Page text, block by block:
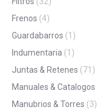
Frenos (4)
Guardabarros (1)
Indumentaria (1)
Juntas & Retenes (71)
Manuales & Catalogos
Manubrios & Torres (3)